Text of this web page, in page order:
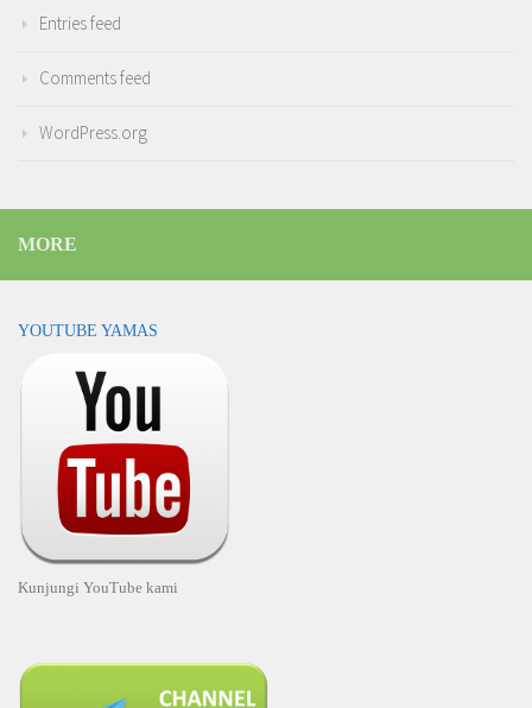
Entries feed
Comments feed
WordPress.org
MORE
YOUTUBE YAMAS
Kunjungi YouTube kami